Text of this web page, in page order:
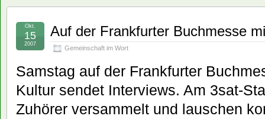
Auf der Frankfurter Buchmesse
Gemeinschaft im Wort
Okt.
15
2007
Samstag auf der Frankfurter
Kultur sendet Interviews. Am 3sat-
Zuhörer versammelt und lauschen